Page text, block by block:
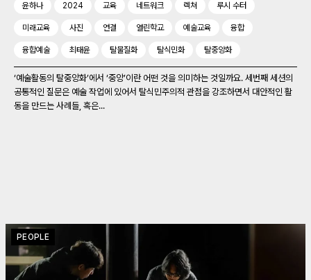
윤하나 2024 교육 네트워크 렉쳐 루시 수터
미래교육 사진 연결 열린학교 예술교육 융합
융합예술 최태윤 탈물질화 탈식민화 탈중앙화
‘예술활동의 탈중앙화’에서 ‘중앙’이란 어떤 것을 의미하는 것일까요. 세번째 세션의
공통적인 질문은 예술 작업에 있어서 탈식민주의적 관점을 강조하면서 대안적인 활
동을 만드는 사례들, 혹은...
PEOPLE